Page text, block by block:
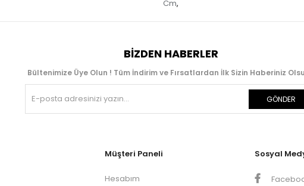
Cm,
BIZDEN HABERLER
Bültenimize Üye Olun ! Tüm İndirim ve Fırsatlardan İlk Sizin Haberiniz
GÖNDER
Müşteri Paneli
Hesabım
Sosyal